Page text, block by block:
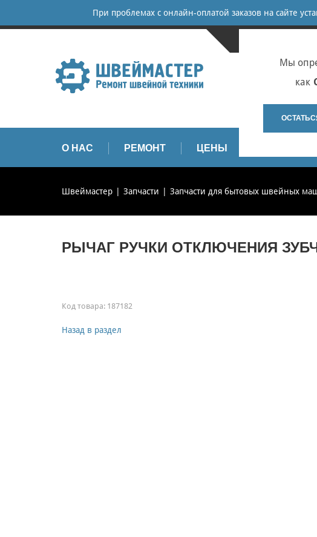
При проблемах с онлайн-оплатой заказов на сайте
Мы
как
+7 (812)
+7 (812)
О НАС РЕМОНТ ЦЕНЫ
Швеймастер Запчасти Запчасти для бытовых швейных
РЫЧАГ РУЧКИ ОТКЛЮЧЕНИЯ
Код товара: 187182
Назад в раздел